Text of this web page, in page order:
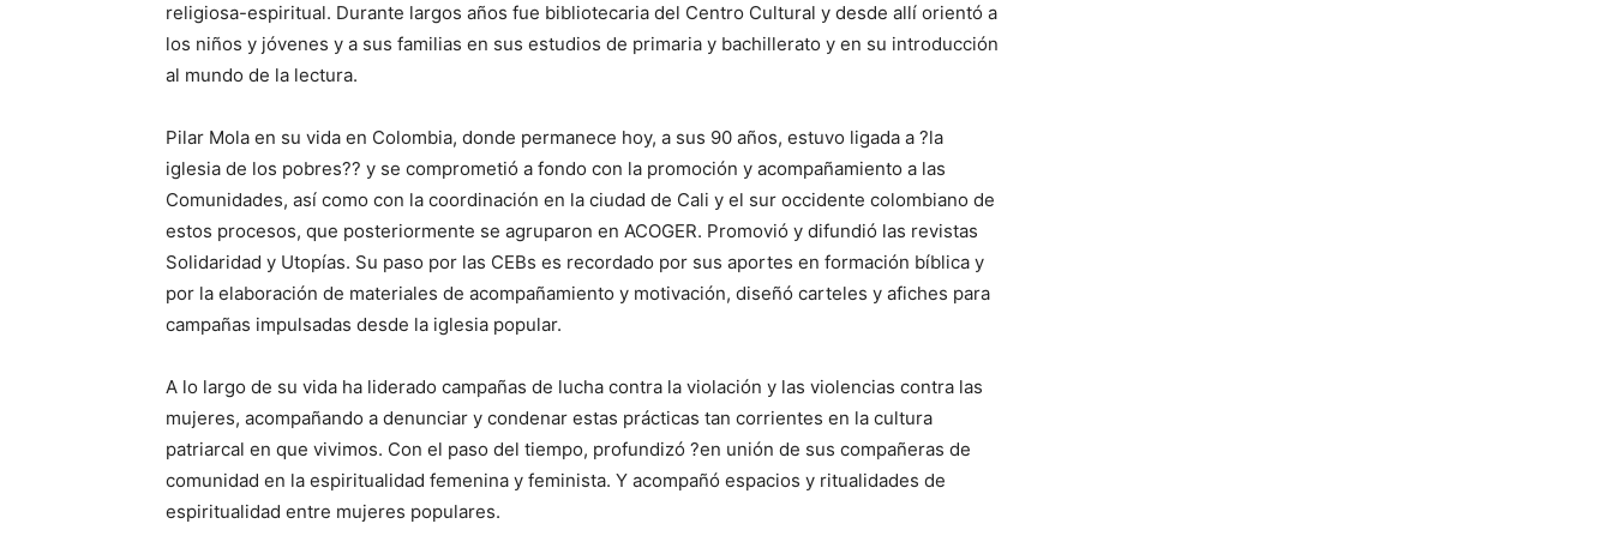
religiosa-espiritual. Durante largos años fue bibliotecaria del Centro Cultural y desde allí orientó a
los niños y jóvenes y a sus familias en sus estudios de primaria y bachillerato y en su introducción
al mundo de la lectura.
Pilar Mola en su vida en Colombia, donde permanece hoy, a sus 90 años, estuvo ligada a ?la
iglesia de los pobres?? y se comprometió a fondo con la promoción y acompañamiento a las
Comunidades, así como con la coordinación en la ciudad de Cali y el sur occidente colombiano de
estos procesos, que posteriormente se agruparon en ACOGER. Promovió y difundió las revistas
Solidaridad y Utopías. Su paso por las CEBs es recordado por sus aportes en formación bíblica y
por la elaboración de materiales de acompañamiento y motivación, diseñó carteles y afiches para
campañas impulsadas desde la iglesia popular.
A lo largo de su vida ha liderado campañas de lucha contra la violación y las violencias contra las
mujeres, acompañando a denunciar y condenar estas prácticas tan corrientes en la cultura
patriarcal en que vivimos. Con el paso del tiempo, profundizó ?en unión de sus compañeras de
comunidad en la espiritualidad femenina y feminista. Y acompañó espacios y ritualidades de
espiritualidad entre mujeres populares.